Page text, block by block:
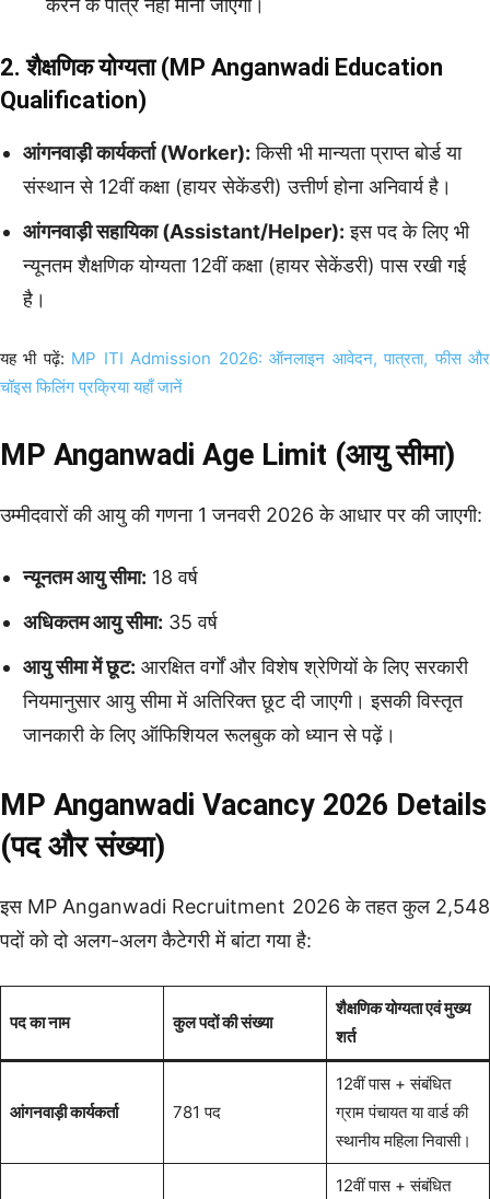
करने के पात्र नहीं मानी जाएंगी।
2. शैक्षणिक योग्यता (MP Anganwadi Education
Qualification)
आंगनवाड़ी कार्यकर्ता (Worker): किसी भी मान्यता प्राप्त बोर्ड या
संस्थान से 12वीं कक्षा (हायर सेकेंडरी) उत्तीर्ण होना अनिवार्य है।
आंगनवाड़ी सहायिका (Assistant/Helper): इस पद के लिए भी
न्यूनतम शैक्षणिक योग्यता 12वीं कक्षा (हायर सेकेंडरी) पास रखी गई
है।
यह भी पढ़ें: MP ITI Admission 2026: ऑनलाइन आवेदन, पात्रता, फीस और
चॉइस फिलिंग प्रक्रिया यहाँ जानें
MP Anganwadi Age Limit (आयु सीमा)
उम्मीदवारों की आयु की गणना 1 जनवरी 2026 के आधार पर की जाएगी:
न्यूनतम आयु सीमा: 18 वर्ष
अधिकतम आयु सीमा: 35 वर्ष
आयु सीमा में छूट: आरक्षित वर्गों और विशेष श्रेणियों के लिए सरकारी
नियमानुसार आयु सीमा में अतिरिक्त छूट दी जाएगी। इसकी विस्तृत
जानकारी के लिए ऑफिशियल रूलबुक को ध्यान से पढ़ें।
MP Anganwadi Vacancy 2026 Details
(पद और संख्या)
इस MP Anganwadi Recruitment 2026 के तहत कुल 2,548
पदों को दो अलग-अलग कैटेगरी में बांटा गया है:
पद का नाम कुल पदों की संख्या
शैक्षणिक योग्यता एवं मुख्य
शर्त
आंगनवाड़ी कार्यकर्ता 781 पद
12वीं पास + संबंधित
ग्राम पंचायत या वार्ड की
स्थानीय महिला निवासी।
12वीं पास + संबंधित